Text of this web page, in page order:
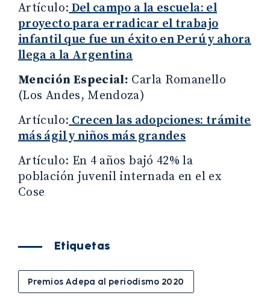
Artículo:Del campo a la escuela: el
proyecto para erradicar el trabajo
infantil que fue un éxito en Perú y ahora
llega a la Argentina
Mención Especial: Carla Romanello
(Los Andes, Mendoza)
Artículo:Crecen las adopciones: trámite
más ágil y niños más grandes
Artículo: En 4 años bajó 42% la
población juvenil internada en el ex
Cose
Etiquetas
Premios Adepa al periodismo 2020